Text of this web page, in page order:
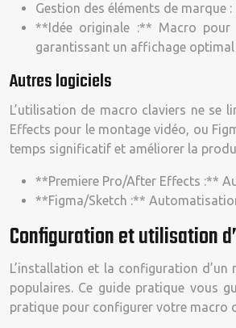
Gestion des éléments de marque
**Idée originale :** Macro pour
garantissant un affichage optimal
Autres logiciels
L’utilisation de macro claviers ne se
Effects pour le montage vidéo, ou
temps significatif et améliorer la
**Premiere Pro/After Effects :**
**Figma/Sketch :**
Configuration et utilisation
L’installation et la configuration
populaires. Ce guide pratique vous
pratique pour configurer votre macro